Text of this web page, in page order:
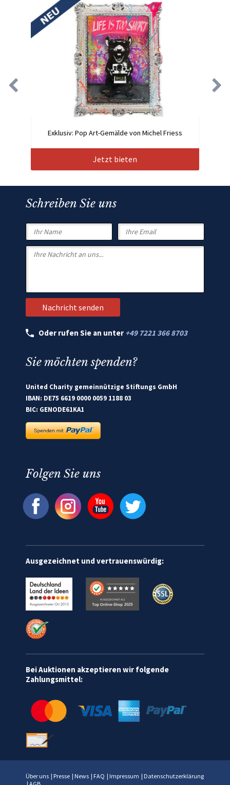
Exklusiv: Pop Art-Gemälde von Michel Friess
Jetzt bieten
Schreiben Sie uns
Oder rufen Sie an unter +49 7221 366 8703
Sie möchten spenden?
United Charity gemeinnützige Stiftungs GmbH
IBAN: DE75 6619 0000 0059 1188 03
BIC: GENODE61KA1
Folgen Sie uns
Ausgezeichnet und vertrauenswürdig:
Bei Auktionen akzeptieren wir folgende
Zahlungsmittel:
Über uns | Presse | News | FAQ | Impressum | Datenschutzerklärung